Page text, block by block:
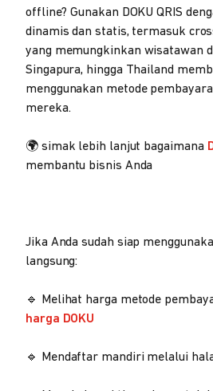
offline? Gunakan DOKU QRIS
dinamis dan statis, termasuk
yang memungkinkan wisatawan
Singapura, hingga Thailand
menggunakan metode
mereka.
🌍 simak lebih lanjut bagaimana
membantu bisnis Anda
Jika Anda sudah siap
langsung:
🔹 Melihat harga metode
harga DOKU
🔹 Mendaftar mandiri melalui